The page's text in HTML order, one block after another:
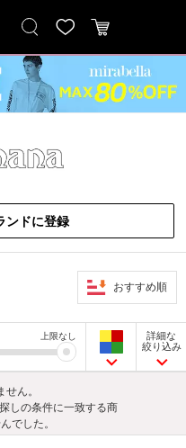
ンドに登録
おすすめ順
上限なし
詳細な
絞り込み
ん。
しの条件に一致する商
でした。